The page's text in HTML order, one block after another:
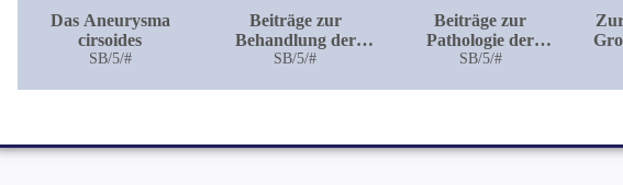
Das Aneurysma
cirsoides
SB/5/#
Beiträge zur
Behandlung der
Osteomalacie
SB/5/#
Beiträge zur
Pathologie der
Grosshirnrinde:
Städtischen
SB/5/#